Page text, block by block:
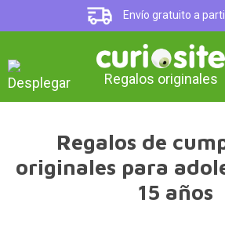
Envío gratuito a
Regalos originales
Regalos de
originales para
15 años